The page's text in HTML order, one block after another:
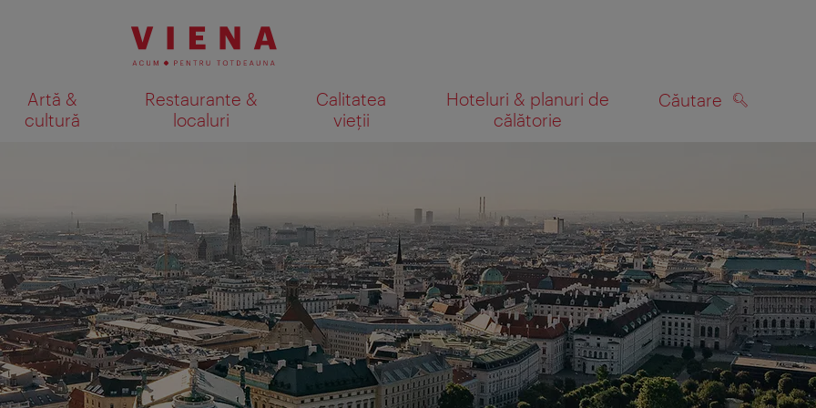
Artă &
cultură
Restaurante &
localuri
Calitatea
vieții
Hoteluri & planuri de
călătorie
Căutare